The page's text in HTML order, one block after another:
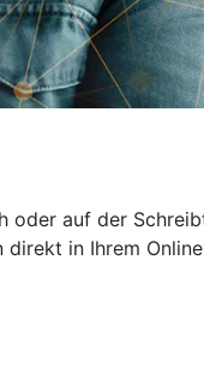
auf der
in Ihrem